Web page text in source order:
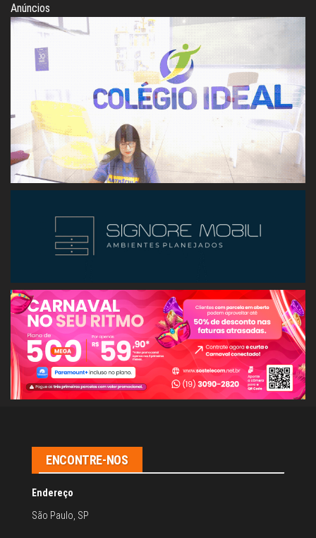
Anúncios
ENCONTRE-NOS
Endereço
São Paulo, SP